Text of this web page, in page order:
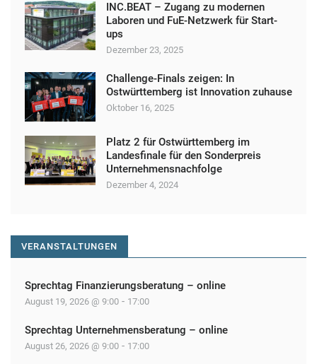
i
o
INC.BEAT – Zugang zu modernen
Laboren und FuE-Netzwerk für Start-
ups
Dezember 23, 2025
Challenge-Finals zeigen: In
Ostwürttemberg ist Innovation zuhause
Oktober 16, 2025
Platz 2 für Ostwürttemberg im
Landesfinale für den Sonderpreis
Unternehmensnachfolge
Dezember 4, 2024
VERANSTALTUNGEN
Sprechtag Finanzierungsberatung – online
August 19, 2026 @ 9:00 - 17:00
Sprechtag Unternehmensberatung – online
August 26, 2026 @ 9:00 - 17:00